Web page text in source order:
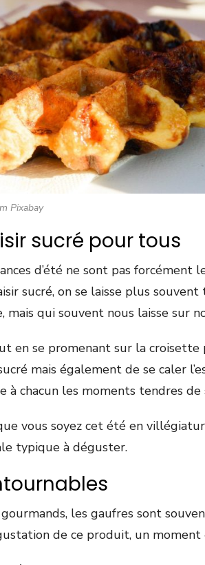
Pixabay
sucré pour tous
d’été ne sont pas forcément
sucré, on se laisse plus
mais qui souvent nous laisse sur
en se promenant sur la croisette
mais également de se caler
chacun les moments tendres de
vous soyez cet été en
typique à déguster.
les gaufres sont
de ce produit, un moment